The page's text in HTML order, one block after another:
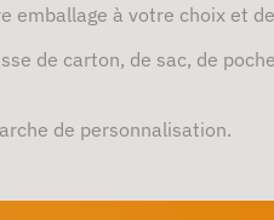
emballage à votre choix et
de carton, de sac, de
de personnalisation.